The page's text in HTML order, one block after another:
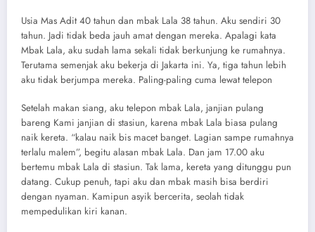
Usia Mas Adit 40 tahun dan mbak Lala 38 tahun. Aku sendiri 30
tahun. Jadi tidak beda jauh amat dengan mereka. Apalagi kata
Mbak Lala, aku sudah lama sekali tidak berkunjung ke rumahnya.
Terutama semenjak aku bekerja di Jakarta ini. Ya, tiga tahun lebih
aku tidak berjumpa mereka. Paling-paling cuma lewat telepon
Setelah makan siang, aku telepon mbak Lala, janjian pulang
bareng Kami janjian di stasiun, karena mbak Lala biasa pulang
naik kereta. “kalau naik bis macet banget. Lagian sampe rumahnya
terlalu malem”, begitu alasan mbak Lala. Dan jam 17.00 aku
bertemu mbak Lala di stasiun. Tak lama, kereta yang ditunggu pun
datang. Cukup penuh, tapi aku dan mbak masih bisa berdiri
dengan nyaman. Kamipun asyik bercerita, seolah tidak
mempedulikan kiri kanan.